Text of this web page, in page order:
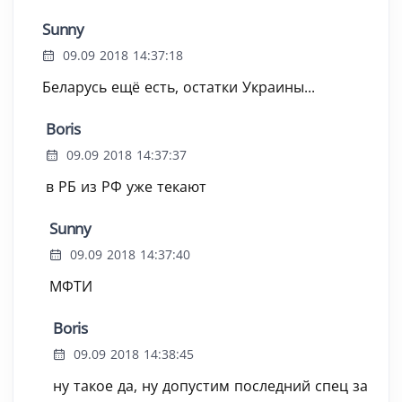
Sunny
09.09 2018 14:37:18
Беларусь ещё есть, остатки Украины...
Boris
09.09 2018 14:37:37
в РБ из РФ уже текают
Sunny
09.09 2018 14:37:40
МФТИ
Boris
09.09 2018 14:38:45
ну такое да, ну допустим последний спец за